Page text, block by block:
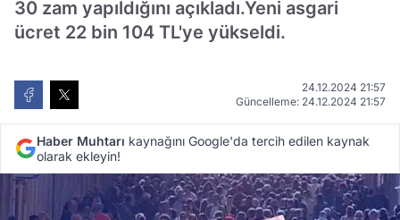
30 zam yapıldığını açıkladı.Yeni asgari
ücret 22 bin 104 TL'ye yükseldi.
24.12.2024 21:57
Güncelleme: 24.12.2024 21:57
Haber Muhtarı kaynağını Google'da tercih edilen kaynak
olarak ekleyin!